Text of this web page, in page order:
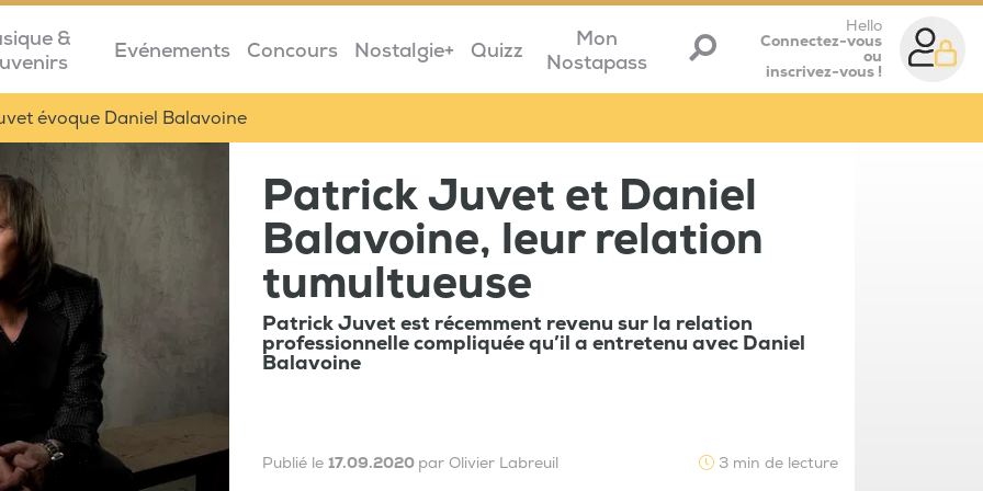
&
Evénements Concours Nostalgie+ Quizz
Mon
Nostapass
Hello
Connectez-vous
ou
inscrivez-vous !
évoque Daniel Balavoine
Patrick Juvet et Daniel
Balavoine, leur relation
tumultueuse
Patrick Juvet est récemment revenu sur la relation
professionnelle compliquée qu’il a entretenu avec Daniel
Balavoine
Publié le 17.09.2020 par Olivier Labreuil 3 min de lecture